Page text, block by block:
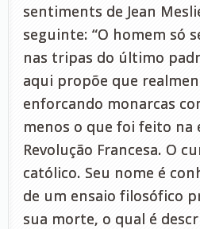
sentiments de Jean
seguinte: “O homem só
nas tripas do último
aqui propõe que
enforcando monarcas
menos o que foi feito na
Revolução Francesa. O
católico. Seu nome é
de um ensaio filosófico
sua morte, o qual é